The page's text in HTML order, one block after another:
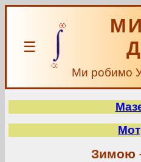
☰
Ми робимо
Зимою